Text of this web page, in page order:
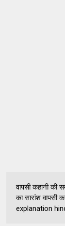
वापसी कहानी की
का सारांश वापसी
explanation